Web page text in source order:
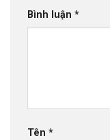
Bình luận *
Tên *